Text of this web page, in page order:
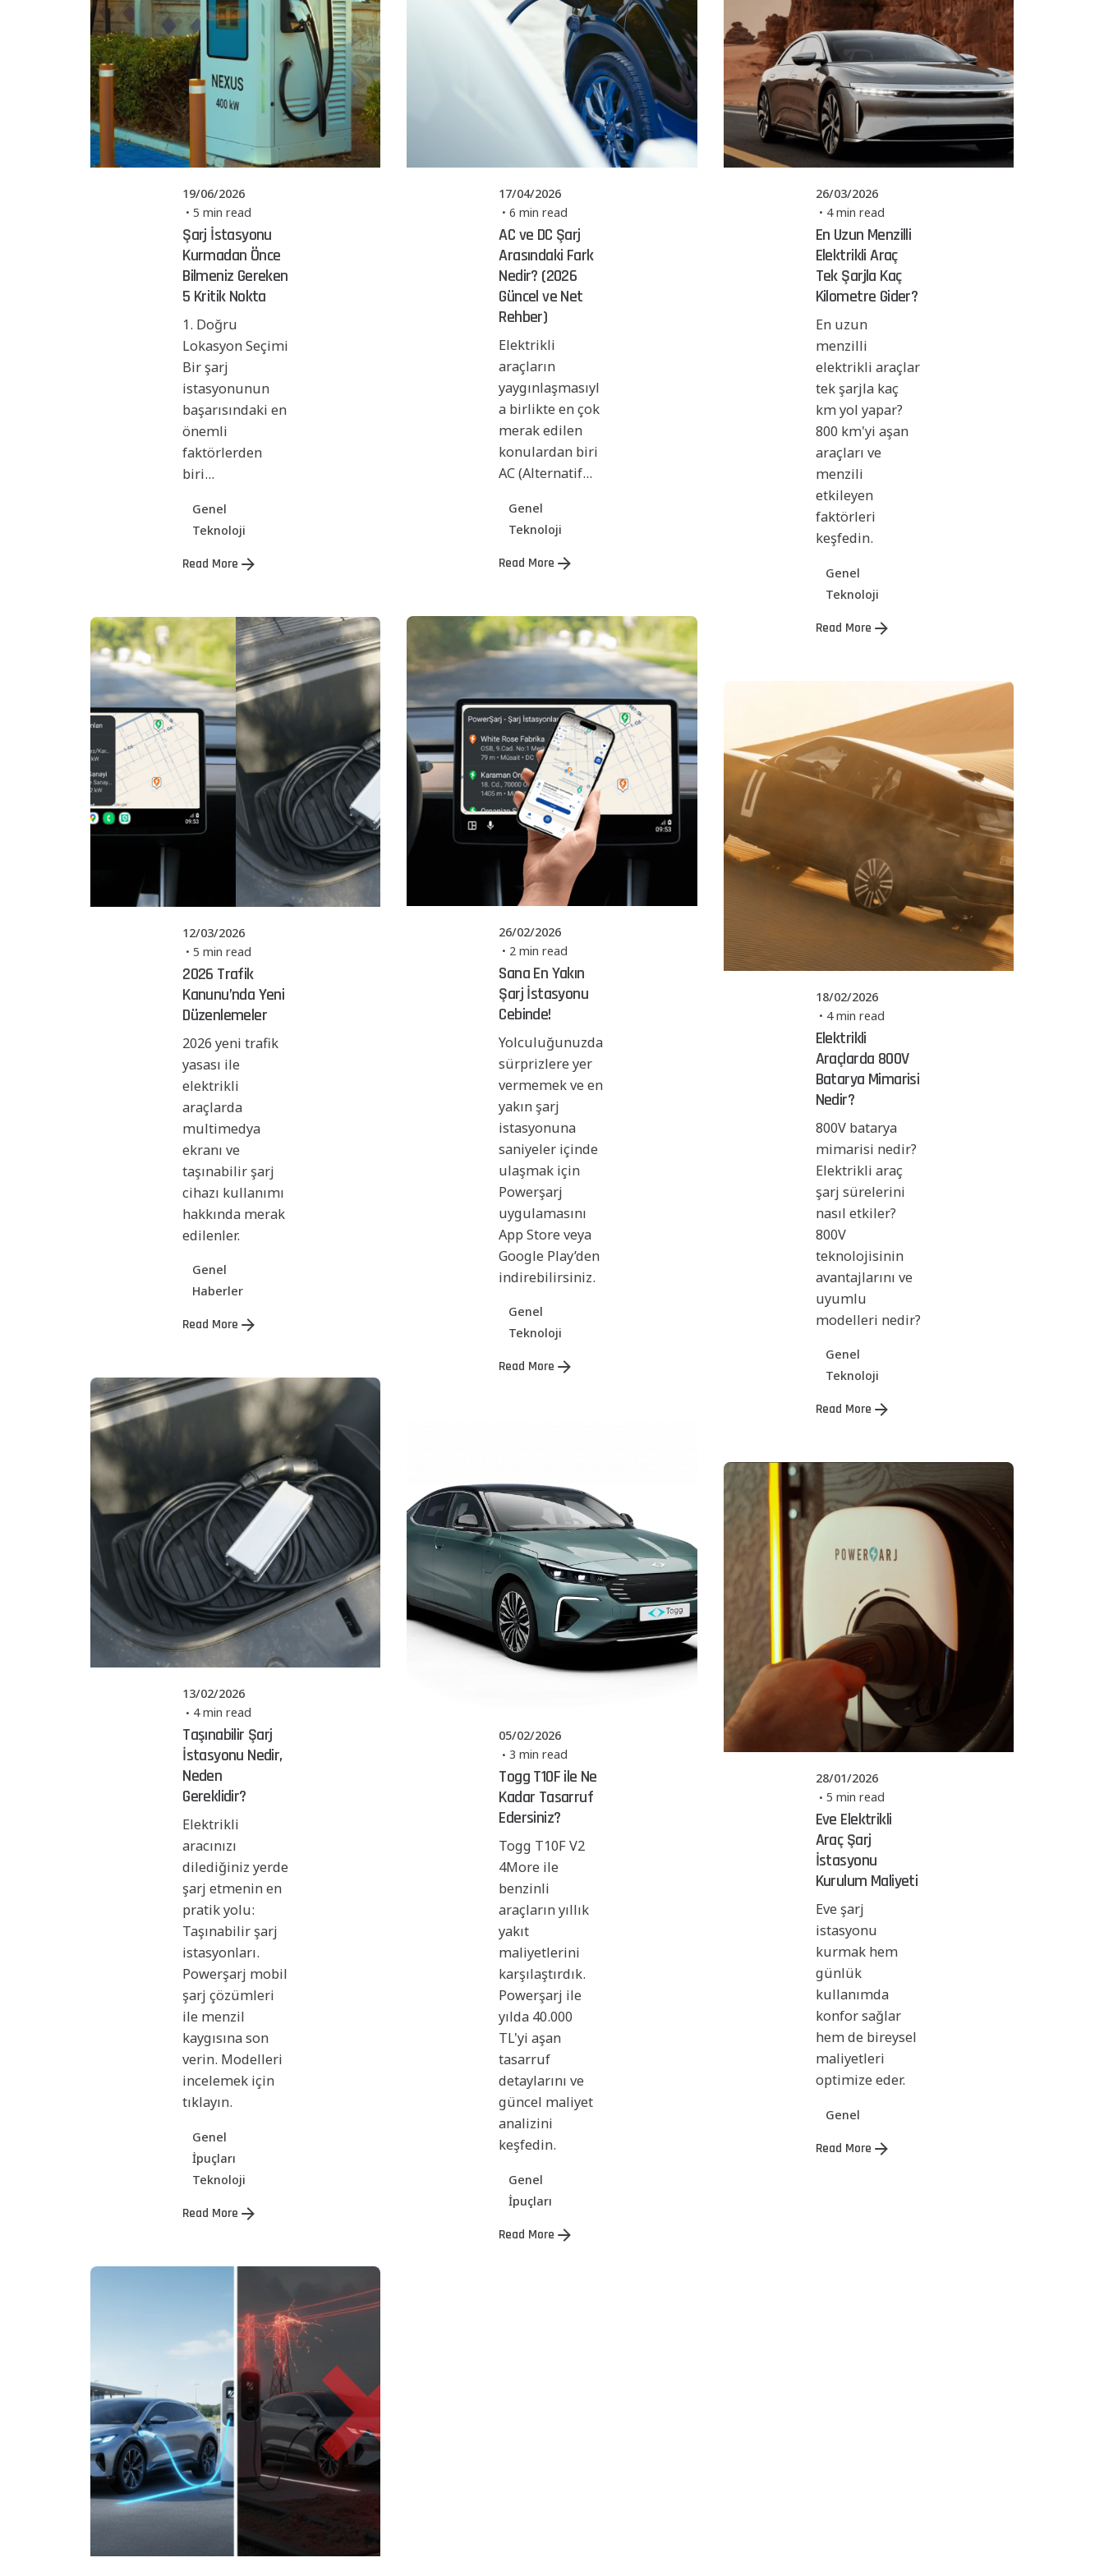
Posted by
Powerşarj
Team
19/06/2026
5 min read
Şarj İstasyonu
Kurmadan Önce
Bilmeniz Gereken
5 Kritik Nokta
1. Doğru
Lokasyon Seçimi
Bir şarj
istasyonunun
başarısındaki en
önemli
faktörlerden
biri...
Genel
Teknoloji
Read More
Posted by
Powerşarj
Team
17/04/2026
6 min read
AC ve DC Şarj
Arasındaki Fark
Nedir? (2026
Güncel ve Net
Rehber)
Elektrikli
araçların
yaygınlaşmasıyl
a birlikte en çok
merak edilen
konulardan biri
AC (Alternatif...
Genel
Teknoloji
Read More
Posted by
Powerşarj
Team
26/03/2026
4 min read
En Uzun Menzilli
Elektrikli Araç
Tek Şarjla Kaç
Kilometre Gider?
En uzun
menzilli
elektrikli araçlar
tek şarjla kaç
km yol yapar?
800 km'yi aşan
araçları ve
menzili
etkileyen
faktörleri
keşfedin.
Genel
Teknoloji
Read More
Posted by
Powerşarj
Team
12/03/2026
5 min read
2026 Trafik
Kanunu’nda Yeni
Düzenlemeler
2026 yeni trafik
yasası ile
elektrikli
araçlarda
multimedya
ekranı ve
taşınabilir şarj
cihazı kullanımı
hakkında merak
edilenler.
Genel
Haberler
Read More
Posted by
Powerşarj
Team
26/02/2026
2 min read
Sana En Yakın
Şarj İstasyonu
Cebinde!
Yolculuğunuzda
sürprizlere yer
vermemek ve en
yakın şarj
istasyonuna
saniyeler içinde
ulaşmak için
Powerşarj
uygulamasını
App Store veya
Google Play’den
indirebilirsiniz.
Genel
Teknoloji
Read More
Powerşarj
Team
18/02/2026
4 min read
Elektrikli
Araçlarda 800V
Batarya Mimarisi
Nedir?
800V batarya
mimarisi nedir?
Elektrikli araç
şarj sürelerini
nasıl etkiler?
800V
teknolojisinin
avantajlarını ve
uyumlu
modelleri nedir?
Genel
Teknoloji
Read More
Posted by
Powerşarj
Team
13/02/2026
4 min read
Taşınabilir Şarj
İstasyonu Nedir,
Neden
Gereklidir?
Elektrikli
aracınızı
dilediğiniz yerde
şarj etmenin en
pratik yolu:
Taşınabilir şarj
istasyonları.
Powerşarj mobil
şarj çözümleri
ile menzil
kaygısına son
verin. Modelleri
incelemek için
tıklayın.
Genel
İpuçları
Teknoloji
Read More
Posted by
Powerşarj
Team
05/02/2026
3 min read
Togg T10F ile Ne
Kadar Tasarruf
Edersiniz?
Togg T10F V2
4More ile
benzinli
araçların yıllık
yakıt
maliyetlerini
karşılaştırdık.
Powerşarj ile
yılda 40.000
TL'yi aşan
tasarruf
detaylarını ve
güncel maliyet
analizini
keşfedin.
Genel
İpuçları
Read More
Posted by
Powerşarj
Team
28/01/2026
5 min read
Eve Elektrikli
Araç Şarj
İstasyonu
Kurulum Maliyeti
Eve şarj
istasyonu
kurmak hem
günlük
kullanımda
konfor sağlar
hem de bireysel
maliyetleri
optimize eder.
Genel
Read More
Posted by
Powerşarj
Team